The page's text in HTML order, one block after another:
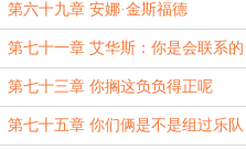
第六十九章 安娜·金斯福德
第七十一章 艾华斯：你是会联系的
第七十三章 你搁这负负得正呢
第七十五章 你们俩是不是组过乐队